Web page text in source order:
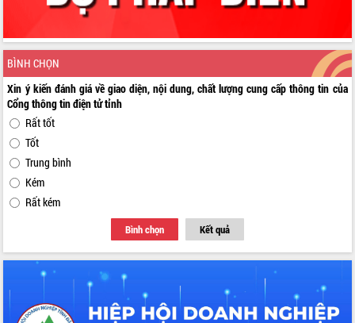
BÌNH CHỌN
Xin ý kiến đánh giá về giao diện, nội dung, chất lượng cung cấp thông tin của
Cổng thông tin điện tử tỉnh
Rất tốt
Tốt
Trung bình
Kém
Rất kém
Bình chọn Kết quả